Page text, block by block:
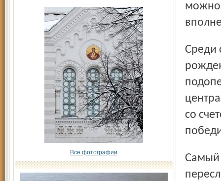
Все фотографии
можно
Среди самых маленьких футболистов (1993 – 1994 годов
со
Самый крупный счет был зафиксирован во встрече